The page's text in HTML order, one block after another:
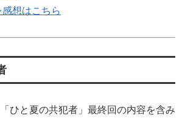
想はこちら
ひと夏の共犯者」最終回の内容を含み